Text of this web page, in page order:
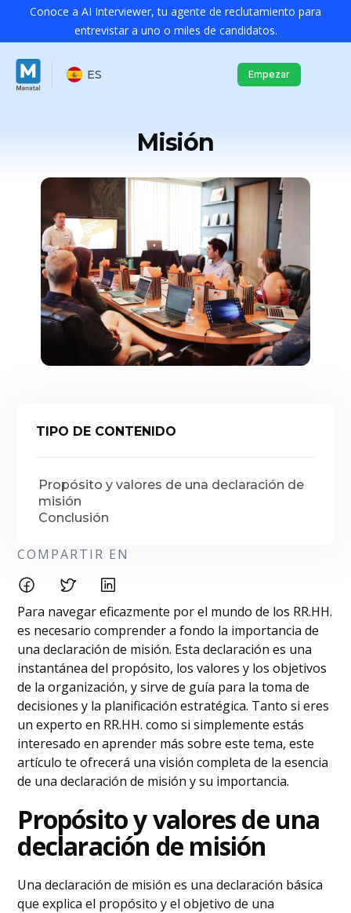
Conoce a AI Interviewer, tu agente de reclutamiento para
entrevistar a uno o miles de candidatos.
ES Empezar
Misión
TIPO DE CONTENIDO
Propósito y valores de una declaración de
misión
Conclusión
COMPARTIR EN
Para navegar eficazmente por el mundo de los RR.HH.
es necesario comprender a fondo la importancia de
una declaración de misión. Esta declaración es una
instantánea del propósito, los valores y los objetivos
de la organización, y sirve de guía para la toma de
decisiones y la planificación estratégica. Tanto si eres
un experto en RR.HH. como si simplemente estás
interesado en aprender más sobre este tema, este
artículo te ofrecerá una visión completa de la esencia
de una declaración de misión y su importancia.
Propósito y valores de una
declaración de misión
Una declaración de misión es una declaración básica
que explica el propósito y el objetivo de una